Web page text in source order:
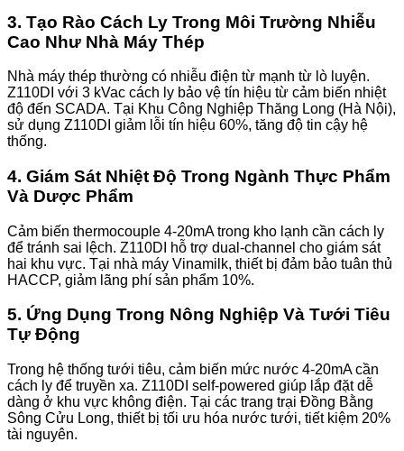
3. Tạo Rào Cách Ly Trong Môi Trường Nhiễu
Cao Như Nhà Máy Thép
Nhà máy thép thường có nhiễu điện từ mạnh từ lò luyện.
Z110DI với 3 kVac cách ly bảo vệ tín hiệu từ cảm biến nhiệt
độ đến SCADA. Tại Khu Công Nghiệp Thăng Long (Hà Nội),
sử dụng Z110DI giảm lỗi tín hiệu 60%, tăng độ tin cậy hệ
thống.
4. Giám Sát Nhiệt Độ Trong Ngành Thực Phẩm
Và Dược Phẩm
Cảm biến thermocouple 4-20mA trong kho lạnh cần cách ly
để tránh sai lệch. Z110DI hỗ trợ dual-channel cho giám sát
hai khu vực. Tại nhà máy Vinamilk, thiết bị đảm bảo tuân thủ
HACCP, giảm lãng phí sản phẩm 10%.
5. Ứng Dụng Trong Nông Nghiệp Và Tưới Tiêu
Tự Động
Trong hệ thống tưới tiêu, cảm biến mức nước 4-20mA cần
cách ly để truyền xa. Z110DI self-powered giúp lắp đặt dễ
dàng ở khu vực không điện. Tại các trang trại Đồng Bằng
Sông Cửu Long, thiết bị tối ưu hóa nước tưới, tiết kiệm 20%
tài nguyên.